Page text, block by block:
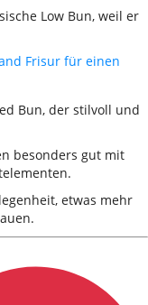
Low Bun, weil er
Frisur für einen
Bun, der stilvoll und
besonders gut mit
etwas mehr